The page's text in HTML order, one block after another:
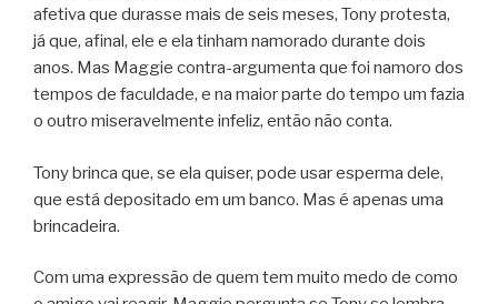
afetiva que durasse mais de seis meses, Tony protesta,
já que, afinal, ele e ela tinham namorado durante dois
anos. Mas Maggie contra-argumenta que foi namoro dos
tempos de faculdade, e na maior parte do tempo um fazia
o outro miseravelmente infeliz, então não conta.
Tony brinca que, se ela quiser, pode usar esperma dele,
que está depositado em um banco. Mas é apenas uma
brincadeira.
Com uma expressão de quem tem muito medo de como